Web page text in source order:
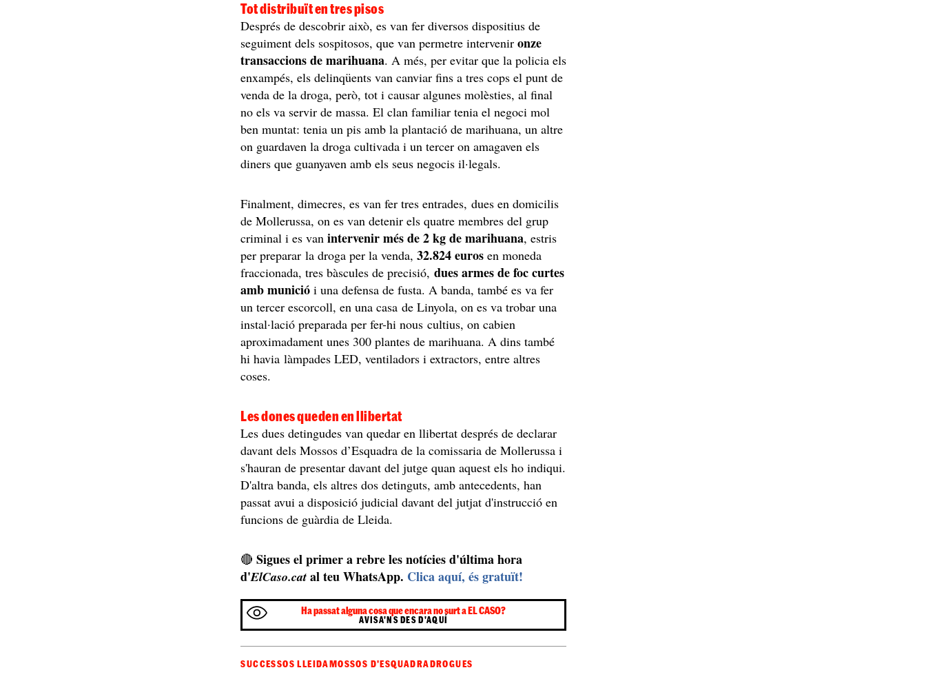
Tot distribuït en tres pisos
Després de descobrir això, es van fer diversos dispositius de
seguiment dels sospitosos, que van permetre intervenironze
transaccions de marihuana. A més, per evitar que la policia els
enxampés, els delinqüents van canviar fins a tres cops el punt de
venda de la droga, però, tot i causar algunes molèsties, al final
no els va servir de massa. El clan familiar tenia el negoci mol
ben muntat: tenia un pis amb la plantació de marihuana, un altre
on guardaven la droga cultivada i un tercer on amagaven els
diners que guanyaven amb els seus negocis il·legals.
Finalment, dimecres, es van fer tres entrades, dues en domicilis
de Mollerussa, on es van detenir els quatre membres del grup
criminal i es vanintervenir més de 2 kg de marihuana, estris
per preparar la droga per la venda,32.824 euros en moneda
fraccionada, tres bàscules de precisió,dues armes de foc curtes
amb munició i una defensa de fusta. A banda, també es va fer
un tercer escorcoll, en una casa de Linyola, on es va trobar una
instal·lació preparada per fer-hi nous cultius, on cabien
aproximadament unes 300 plantes de marihuana. A dins també
hi havia làmpades LED, ventiladors i extractors, entre altres
coses.
Les dones queden en llibertat
Les dues detingudes van quedar en llibertat després de declarar
davant dels Mossos d’Esquadra de la comissaria de Mollerussa i
s'hauran de presentar davant del jutge quan aquest els ho indiqui.
D'altra banda, els altres dos detinguts, amb antecedents, han
passat avui a disposició judicial davant del jutjat d'instrucció en
funcions de guàrdia de Lleida.
🔴Sigues el primer a rebre les notícies d'última hora
d'ElCaso.cat al teu WhatsApp. Clica aquí, és gratuït!
Ha passat alguna cosa que encara no surt a EL CASO?
AVISA'NS DES D'AQUÍ
SUCCESSOS LLEIDAMOSSOS D'ESQUADRADROGUES